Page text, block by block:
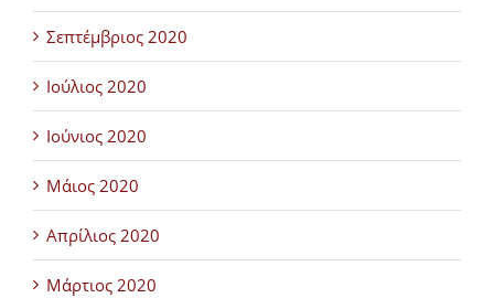
Σεπτέμβριος 2020
Ιούλιος 2020
Ιούνιος 2020
Μάιος 2020
Απρίλιος 2020
Μάρτιος 2020